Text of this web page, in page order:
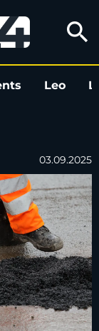
bei
search
Leo
03.09.2025